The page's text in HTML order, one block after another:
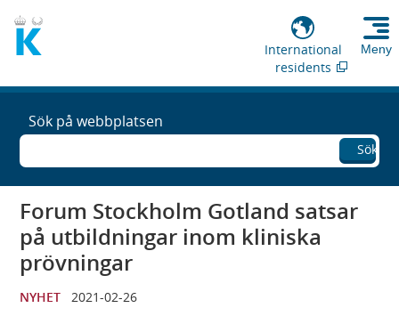
International
residents
Meny
Sök på webbplatsen
Sök
Forum Stockholm Gotland satsar
på utbildningar inom kliniska
prövningar
NYHET 2021-02-26